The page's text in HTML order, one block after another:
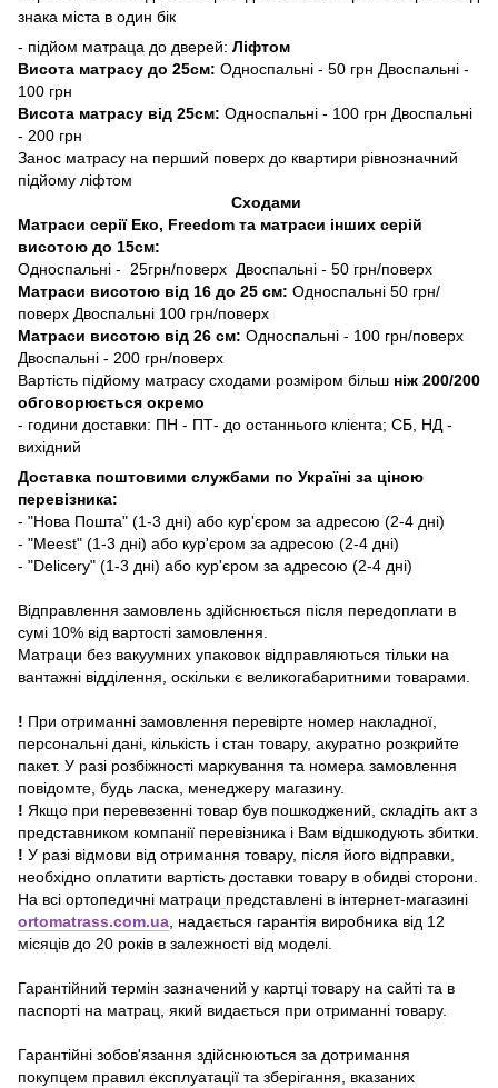
знака міста в один бік
- підйом матраца до дверей: Ліфтом
Висота матрасу до 25см: Односпальні - 50 грн Двоспальні -
100 грн
Висота матрасу від 25см: Односпальні - 100 грн Двоспальні
- 200 грн
Занос матрасу на перший поверх до квартири рівнозначний
підйому ліфтом
Сходами
Матраси серії Еко, Freedom та матраси інших серій
висотою до 15см:
Односпальні - 25грн/поверх Двоспальні - 50 грн/поверх
Матраси висотою від 16 до 25 см: Односпальні 50 грн/
поверх Двоспальні 100 грн/поверх
Матраси висотою від 26 см: Односпальні - 100 грн/поверх
Двоспальні - 200 грн/поверх
Вартість підйому матрасу сходами розміром більш ніж 200/200
обговорюється окремо
- години доставки: ПН - ПТ- до останнього клієнта; СБ, НД -
вихідний
Доставка поштовими службами по Україні за ціною
перевізника:
- "Нова Пошта" (1-3 дні) або кур'єром за адресою (2-4 дні)
- "Meest" (1-3 дні) або кур'єром за адресою (2-4 дні)
- "Delicery" (1-3 дні) або кур'єром за адресою (2-4 дні)
Відправлення замовлень здійснюється після передоплати в
сумі 10% від вартості замовлення.
Матраци без вакуумних упаковок відправляються тільки на
вантажні відділення, оскільки є великогабаритними товарами.
! При отриманні замовлення перевірте номер накладної,
персональні дані, кількість і стан товару, акуратно розкрийте
пакет. У разі розбіжності маркування та номера замовлення
повідомте, будь ласка, менеджеру магазину.
! Якщо при перевезенні товар був пошкоджений, складіть акт з
представником компанії перевізника і Вам відшкодують збитки.
! У разі відмови від отримання товару, після його відправки,
необхідно оплатити вартість доставки товару в обидві сторони.
На всі ортопедичні матраци представлені в інтернет-магазині
ortomatrass.com.ua , надається гарантія виробника від 12
місяців до 20 років в залежності від моделі.
Гарантійний термін зазначений у картці товару на сайті та в
паспорті на матрац, який видається при отриманні товару.
Гарантійні зобов'язання здійснюються за дотримання
покупцем правил експлуатації та зберігання, вказаних